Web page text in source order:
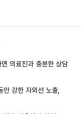
의료진과 충분한 상담
강한 자외선 노출,